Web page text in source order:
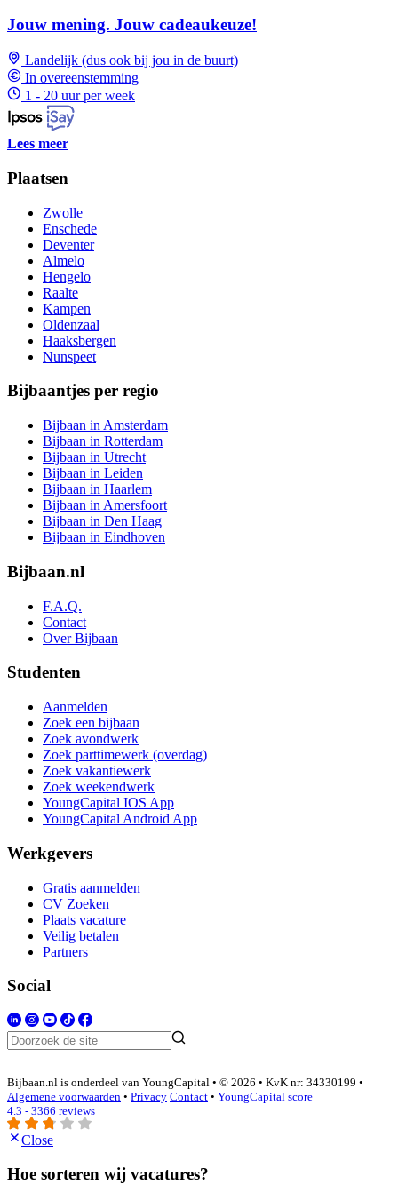
Jouw mening. Jouw cadeaukeuze!
Landelijk (dus ook bij jou in de buurt)
In overeenstemming
1 - 20 uur per week
Lees meer
Plaatsen
Zwolle
Enschede
Deventer
Almelo
Hengelo
Raalte
Kampen
Oldenzaal
Haaksbergen
Nunspeet
Bijbaantjes per regio
Bijbaan in Amsterdam
Bijbaan in Rotterdam
Bijbaan in Utrecht
Bijbaan in Leiden
Bijbaan in Haarlem
Bijbaan in Amersfoort
Bijbaan in Den Haag
Bijbaan in Eindhoven
Bijbaan.nl
F.A.Q.
Contact
Over Bijbaan
Studenten
Aanmelden
Zoek een bijbaan
Zoek avondwerk
Zoek parttimewerk (overdag)
Zoek vakantiewerk
Zoek weekendwerk
YoungCapital IOS App
YoungCapital Android App
Werkgevers
Gratis aanmelden
CV Zoeken
Plaats vacature
Veilig betalen
Partners
Social
Bijbaan.nl is onderdeel van YoungCapital • © 2026 • KvK nr: 34330199 •
Algemene voorwaarden • Privacy Contact • YoungCapital score
4.3 - 3366 reviews
Close
Hoe sorteren wij vacatures?